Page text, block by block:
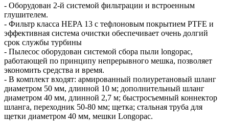
- Оборудован 2-й системой фильтрации и встроенным
глушителем.
- Фильтр​ класса HEPA 13​ с тефлоновым покрытием PTFE и
эффективная​​ система​ очистки обеспечивает​ очень долгий​
срок службы турбины
- Пылесос оборудован системой сбора пыли longopac,​
работающей​ по принципу непрерывного мешка, позволяет
экономить средства и время.
- В комплект входят: армированный полиуретановый шланг
диаметром 50 мм, длинной 10 м; дополнительный шланг
диаметром 40 мм, длинной 2,7 м; быстросъемный коннектор
шланга, переходник 50-80 мм; щетка; стальная труба для
щетки диаметром 40 мм, мешки Longopac.